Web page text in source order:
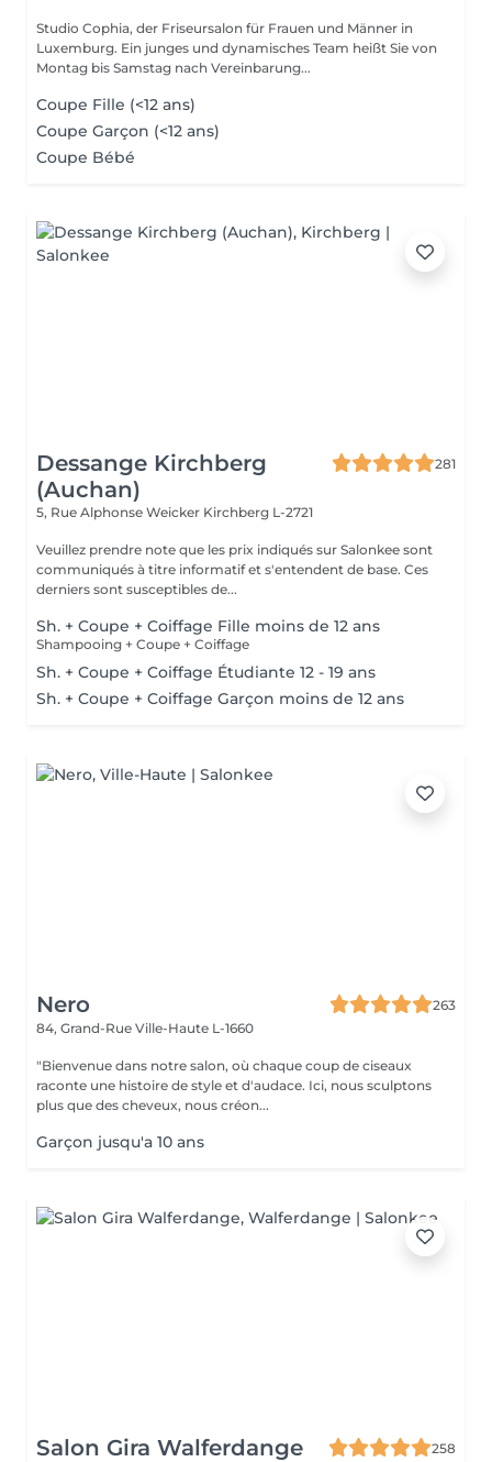
Studio Cophia, der Friseursalon für Frauen und Männer in
Luxemburg. Ein junges und dynamisches Team heißt Sie von
Montag bis Samstag nach Vereinbarung...
Coupe Fille (<12 ans)
Coupe Garçon (<12 ans)
Coupe Bébé
Dessange Kirchberg
(Auchan)
281
5, Rue Alphonse Weicker Kirchberg L-2721
Veuillez prendre note que les prix indiqués sur Salonkee sont
communiqués à titre informatif et s'entendent de base. Ces
derniers sont susceptibles de...
Sh. + Coupe + Coiffage Fille moins de 12 ans
Shampooing + Coupe + Coiffage
Sh. + Coupe + Coiffage Étudiante 12 - 19 ans
Sh. + Coupe + Coiffage Garçon moins de 12 ans
Nero
263
84, Grand-Rue Ville-Haute L-1660
"Bienvenue dans notre salon, où chaque coup de ciseaux
raconte une histoire de style et d'audace. Ici, nous sculptons
plus que des cheveux, nous créon...
Garçon jusqu'a 10 ans
Salon Gira Walferdange
258